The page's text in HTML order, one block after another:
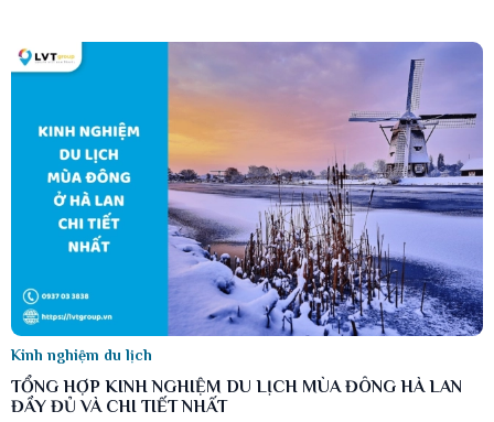
Kinh nghiệm du lịch
TỔNG HỢP KINH NGHIỆM DU LỊCH MÙA ĐÔNG HÀ LAN
ĐẦY ĐỦ VÀ CHI TIẾT NHẤT